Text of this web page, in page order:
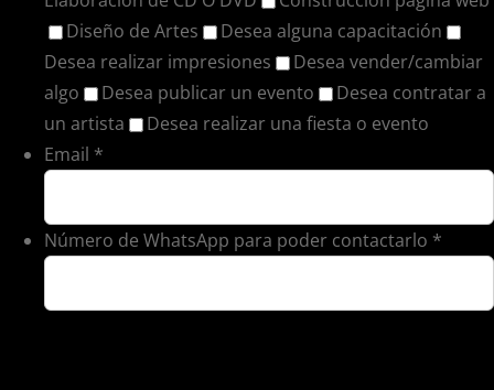
Diseño de Artes
Desea alguna capacitación
Desea realizar impresiones
Desea vender/cambiar
algo
Desea publicar un evento
Desea contratar a
un artista
Desea realizar una fiesta o evento
Email *
Número de WhatsApp para poder contactarlo *